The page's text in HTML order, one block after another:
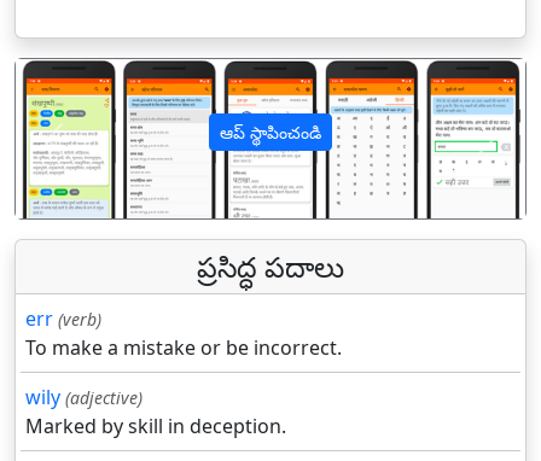
ఆప్ స్థాపించండి
पिछला
ప్రసిద్ధ పదాలు
err (verb)
To make a mistake or be incorrect.
wily (adjective)
Marked by skill in deception.